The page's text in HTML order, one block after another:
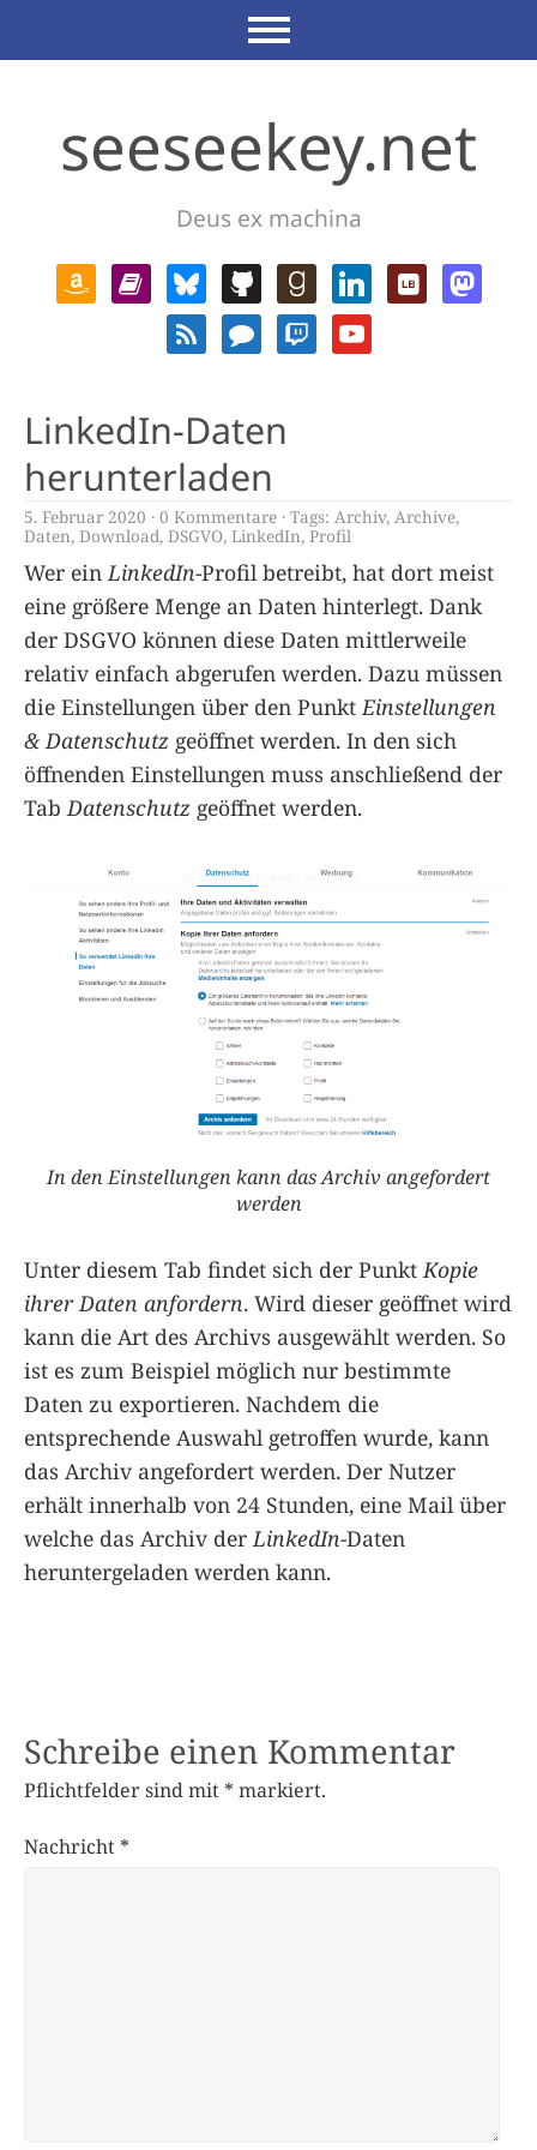
seeseekey.net
Deus ex machina
LinkedIn-Daten
herunterladen
5. Februar 2020 0 Kommentare Tags: Archiv, Archive,
Daten, Download, DSGVO, LinkedIn, Profil
Wer ein LinkedIn-Profil betreibt, hat dort meist
eine größere Menge an Daten hinterlegt. Dank
der DSGVO können diese Daten mittlerweile
relativ einfach abgerufen werden. Dazu müssen
die Einstellungen über den Punkt Einstellungen
& Datenschutz geöffnet werden. In den sich
öffnenden Einstellungen muss anschließend der
Tab Datenschutz geöffnet werden.
In den Einstellungen kann das Archiv angefordert
werden
Unter diesem Tab findet sich der PunktKopie
ihrer Daten anfordern. Wird dieser geöffnet wird
kann die Art des Archivs ausgewählt werden. So
ist es zum Beispiel möglich nur bestimmte
Daten zu exportieren. Nachdem die
entsprechende Auswahl getroffen wurde, kann
das Archiv angefordert werden. Der Nutzer
erhält innerhalb von 24 Stunden, eine Mail über
welche das Archiv derLinkedIn-Daten
heruntergeladen werden kann.
Schreibe einen Kommentar
Pflichtfelder sind mit * markiert.
Nachricht *